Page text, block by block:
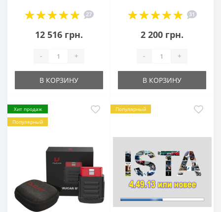
27
12 516 грн.
- +
В КОРЗИНУ
31
2 200 грн.
- +
В КОРЗИНУ
Хит продаж
Популярный
Популярный